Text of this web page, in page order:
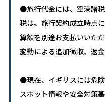
●旅行代金には、空港諸
税は、旅行契約成立時点
算額を別途お支払いいた
変動による追加徴収、返
●現在、イギリスには危
スポット情報や安全対策